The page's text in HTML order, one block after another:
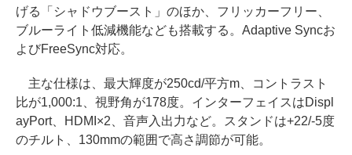
げる「シャドウブースト」のほか、フリッカーフリー、
ブルーライト低減機能なども搭載する。Adaptive Syncお
よびFreeSync対応。
主な仕様は、最大輝度が250cd/平方m、コントラスト
比が1,000:1、視野角が178度。インターフェイスはDispl
ayPort、HDMI×2、音声入出力など。スタンドは+22/-5度
のチルト、130mmの範囲で高さ調節が可能。